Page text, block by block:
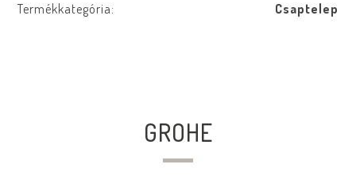
Termékkategória:
Csaptelep
GROHE